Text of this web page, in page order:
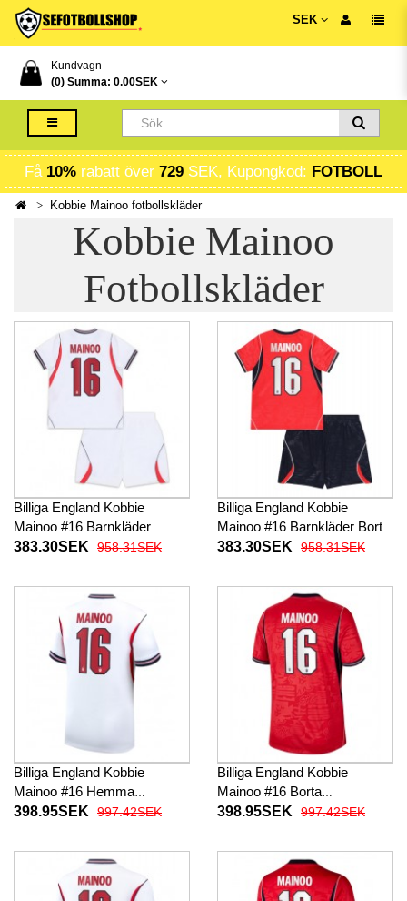
SEK
Kundvagn
(0) Summa: 0.00SEK
Få 10% rabatt över 729 SEK, Kupongkod: FOTBOLL
Kobbie Mainoo fotbollskläder
Kobbie Mainoo
Fotbollskläder
Billiga England Kobbie
Mainoo #16 Barnkläder
Hemma fotbollskläder till
Korta byxor)
383.30SEK 958.31SEK
Billiga England Kobbie
Mainoo #16 Barnkläder Borta
fotbollskläder till baby VM
byxor)
383.30SEK 958.31SEK
Billiga England Kobbie
Mainoo #16 Hemma
fotbollskläder VM 2026
398.95SEK 997.42SEK
Billiga England Kobbie
Mainoo #16 Borta
fotbollskläder VM 2026
398.95SEK 997.42SEK